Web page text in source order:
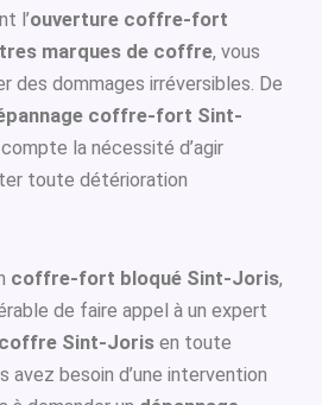
l’ouverture coffre-fort
marques de coffre, vous
des dommages irréversibles. De
coffre-fort Sint-
la nécessité d’agir
toute détérioration
coffre-fort bloqué Sint-Joris,
de faire appel à un expert
Sint-Joris en toute
avez besoin d’une intervention